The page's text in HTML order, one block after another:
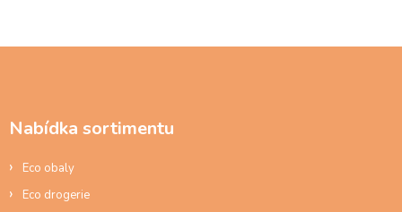
d
Nabídka sortimentu
Eco obaly
Eco drogerie